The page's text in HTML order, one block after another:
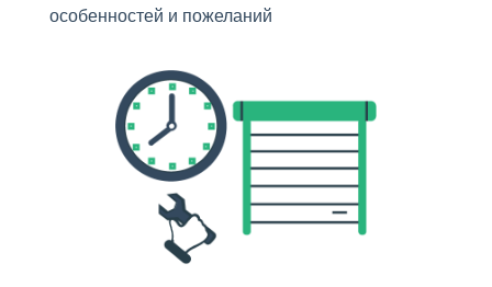
особенностей и пожеланий